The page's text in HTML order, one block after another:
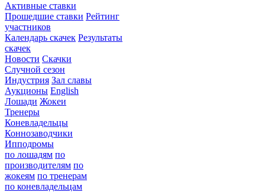
Активные ставки
Прошедшие ставки Рейтинг
участников
Календарь скачек Результаты
скачек
Новости Скачки
Случной сезон
Индустрия Зал славы
Аукционы English
Лошади Жокеи
Тренеры
Коневладельцы
Коннозаводчики
Ипподромы
по лошадям по
производителям по
жокеям по тренерам
по коневладельцам